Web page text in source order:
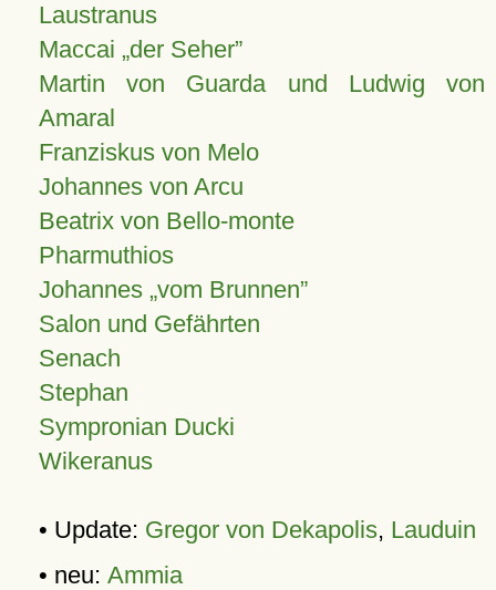
Laustranus
Maccai „der Seher”
Martin von Guarda und Ludwig von
Amaral
Franziskus von Melo
Johannes von Arcu
Beatrix von Bello-monte
Pharmuthios
Johannes vom Brunnen
Salon und Gefährten
Senach
Stephan
Sympronian Ducki
Wikeranus
• Update: Gregor von Dekapolis, Lauduin
• neu: Ammia